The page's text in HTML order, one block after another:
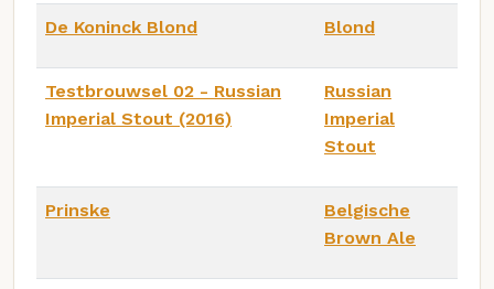
De Koninck Blond Blond
Testbrouwsel 02 - Russian
Imperial Stout (2016)
Russian
Imperial
Stout
Prinske
Belgische
Brown Ale